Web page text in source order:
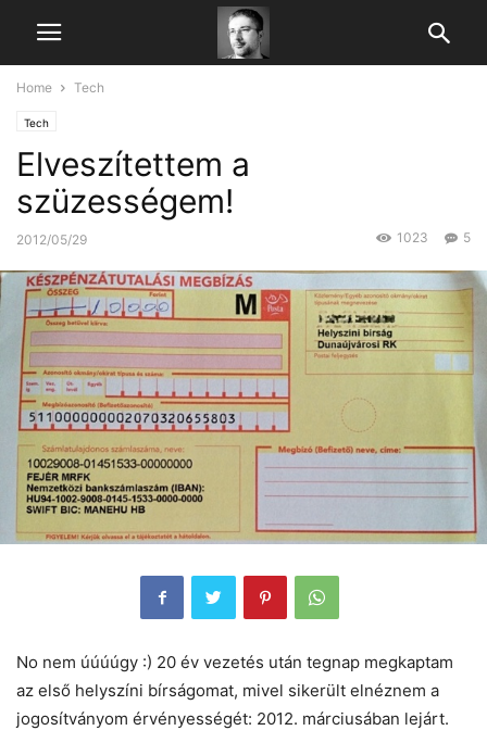
Home Tech
Tech
Elveszítettem a
szüzességem!
2012/05/29 5
1023
No nem úúúúgy :) 20 év vezetés után tegnap megkaptam
az első helyszíni bírságomat, mivel sikerült elnéznem a
jogosítványom érvényességét: 2012. márciusában lejárt.